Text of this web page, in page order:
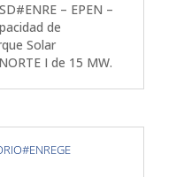
– EPEN –
de
Solar
I de 15 MW.